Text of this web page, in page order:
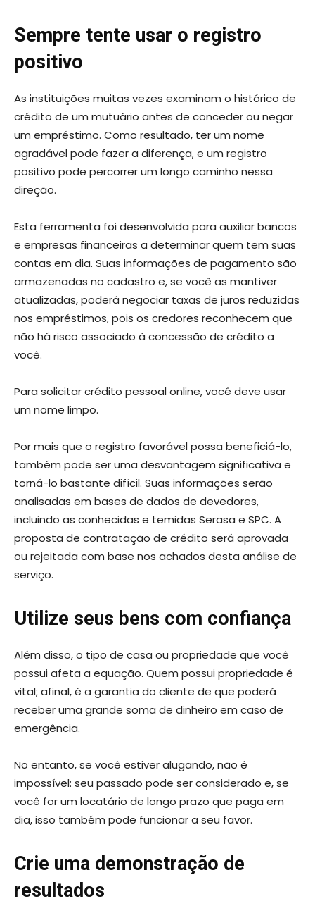
Sempre tente usar o registro
positivo
As instituições muitas vezes examinam o histórico de
crédito de um mutuário antes de conceder ou negar
um empréstimo. Como resultado, ter um nome
agradável pode fazer a diferença, e um registro
positivo pode percorrer um longo caminho nessa
direção.
Esta ferramenta foi desenvolvida para auxiliar bancos
e empresas financeiras a determinar quem tem suas
contas em dia. Suas informações de pagamento são
armazenadas no cadastro e, se você as mantiver
atualizadas, poderá negociar taxas de juros reduzidas
nos empréstimos, pois os credores reconhecem que
não há risco associado à concessão de crédito a
você.
Para solicitar crédito pessoal online, você deve usar
um nome limpo.
Por mais que o registro favorável possa beneficiá-lo,
também pode ser uma desvantagem significativa e
torná-lo bastante difícil. Suas informações serão
analisadas em bases de dados de devedores,
incluindo as conhecidas e temidas Serasa e SPC. A
proposta de contratação de crédito será aprovada
ou rejeitada com base nos achados desta análise de
serviço.
Utilize seus bens com confiança
Além disso, o tipo de casa ou propriedade que você
possui afeta a equação. Quem possui propriedade é
vital; afinal, é a garantia do cliente de que poderá
receber uma grande soma de dinheiro em caso de
emergência.
No entanto, se você estiver alugando, não é
impossível: seu passado pode ser considerado e, se
você for um locatário de longo prazo que paga em
dia, isso também pode funcionar a seu favor.
Crie uma demonstração de
resultados